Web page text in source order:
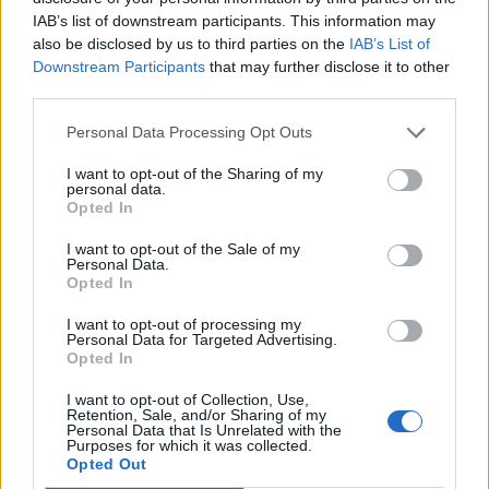
IAB’s list of downstream participants. This information may
also be disclosed by us to third parties on the IAB’s List of
Downstream Participants that may further disclose it to other
Personal Data Processing Opt Outs
I want to opt-out of the Sharing of my
personal data.
Opted In
I want to opt-out of the Sale of my
Personal Data.
Opted In
I want to opt-out of processing my
Personal Data for Targeted Advertising.
Opted In
I want to opt-out of Collection, Use,
Retention, Sale, and/or Sharing of my
Personal Data that Is Unrelated with the
Purposes for which it was collected.
Opted Out